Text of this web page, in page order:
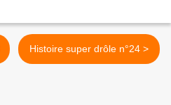
Histoire super drôle n°24 >